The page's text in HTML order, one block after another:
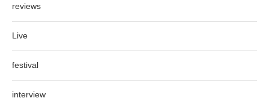
reviews
Live
festival
interview